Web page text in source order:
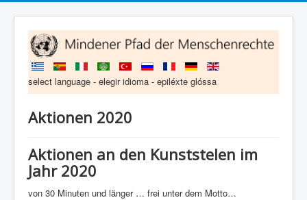
select language - elegir idioma - epiléxte glóssa
Aktionen 2020
Aktionen an den Kunststelen im
Jahr 2020
von 30 Minuten und länger … frei unter dem Motto…